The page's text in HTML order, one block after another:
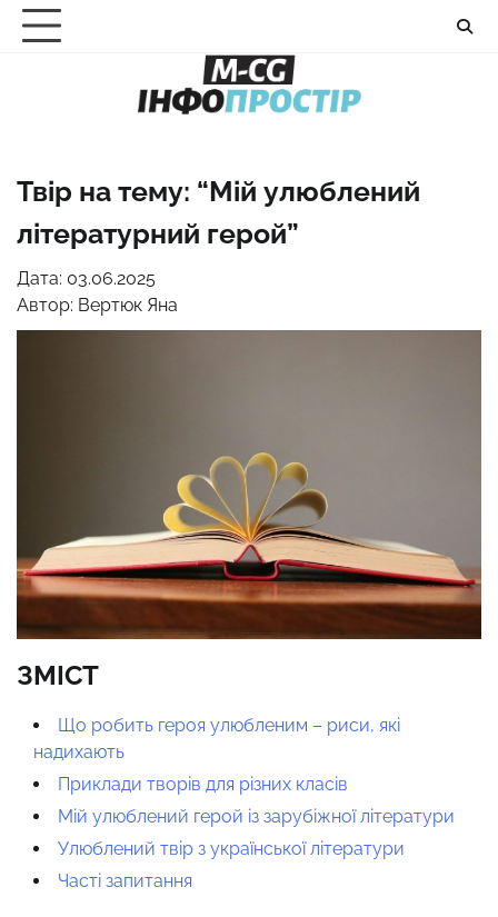
Перейти
Твір на тему: “Мій улюблений
літературний герой”
Дата: 03.06.2025
Автор: Вертюк Яна
ЗМІСТ
Що робить героя улюбленим – риси, які
надихають
Приклади творів для різних класів
Мій улюблений герой із зарубіжної літератури
Улюблений твір з української літератури
Часті запитання